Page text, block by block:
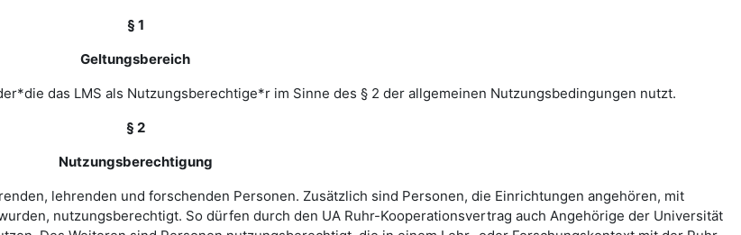
§ 1
Geltungsbereich
das LMS als Nutzungsberechtige*r im Sinne des § 2 der allgemeinen Nutzungsbedingungen nutzt.
§ 2
Nutzungsberechtigung
lehrenden und forschenden Personen. Zusätzlich sind Personen, die Einrichtungen angehören, mit
nutzungsberechtigt. So dürfen durch den UA Ruhr-Kooperationsvertrag auch Angehörige der Universität